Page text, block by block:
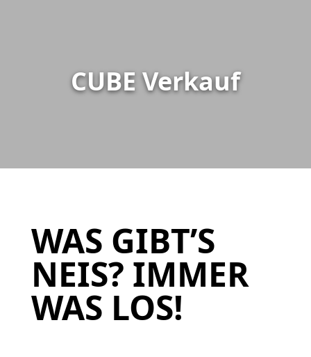
CUBE Verkauf
WAS GIBT’S
NEIS? IMMER
WAS LOS!